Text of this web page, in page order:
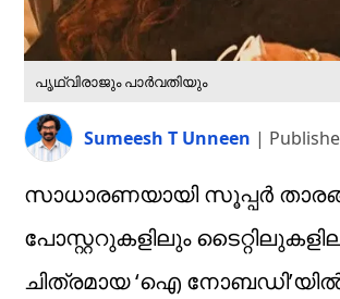
പൃഥ്വിരാജും പാർവതിയും
Sumeesh T Unneen |
സാധാരണയായി സൂപ്പർ
പോസ്റ്ററുകളിലും
ചിത്രമായ ‘ഐ നോബഡി’യിൽ